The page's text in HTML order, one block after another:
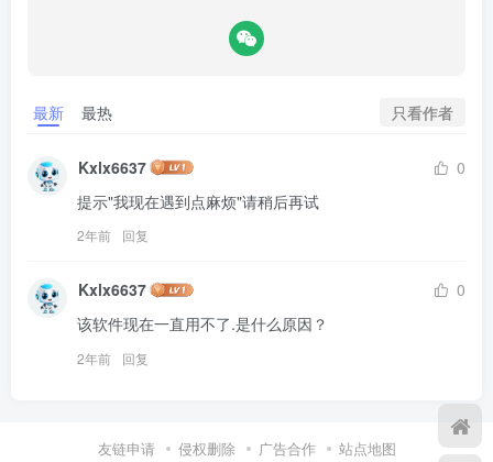
最新 最热 只看作者
Kxlx6637
0
提示"我现在遇到点麻烦"请稍后再试
2年前 回复
Kxlx6637
0
该软件现在一直用不了.是什么原因？
2年前 回复
友链申请 侵权删除 广告合作 站点地图